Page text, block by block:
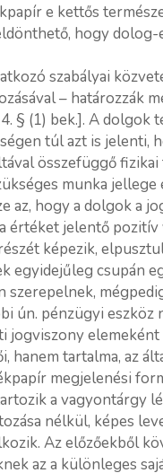
e kettős
hogy dolog-
szabályai
– határozzák
§ (1) bek.]. A
túl azt is jelenti,
összefüggő
munka
az, hogy a dolgok a
értéket jelentő
képezik,
egyidejűleg csupán
szerepelnek,
ún. pénzügyi
jogviszony
hanem tartalma, az
megjelenési
a vagyontárgy
nélkül, képes
Az előzőekből
az a különleges